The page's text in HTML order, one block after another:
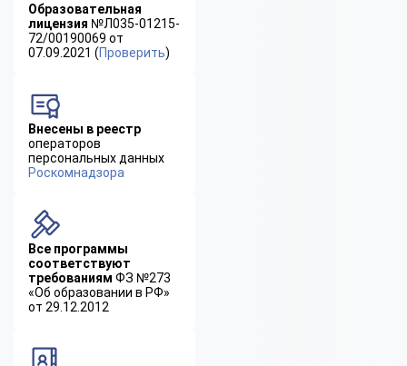
Образовательная
лицензия №Л035-01215-
72/00190069 от
07.09.2021 (Проверить)
Внесены в реестр
операторов
персональных данных
Роскомнадзора
Все программы
соответствуют
требованиям ФЗ №273
«Об образовании в РФ»
от 29.12.2012